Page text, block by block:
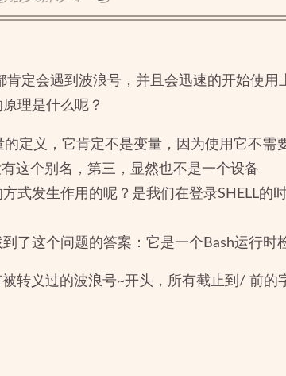
肯定会遇到波浪号，并且会迅速的开始使
理是什么呢？
定义，它肯定不是变量，因为使用它不需
这个别名，第三，显然也不是一个设备
式发生作用的呢？是我们在登录SHELL的
了这个问题的答案：它是一个Bash运行时
转义过的波浪号~开头，所有截止到/ 前的